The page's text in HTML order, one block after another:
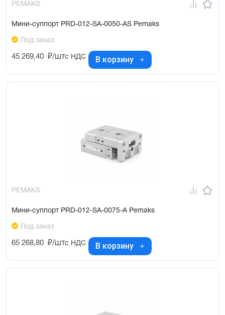
PEMAKS
Мини-суппорт PRD-012-SA-0050-AS Pemaks
Под заказ
45 269,40 ₽/штс НДС В корзину
PEMAKS
Мини-суппорт PRD-012-SA-0075-A Pemaks
Под заказ
65 268,80 ₽/штс НДС В корзину